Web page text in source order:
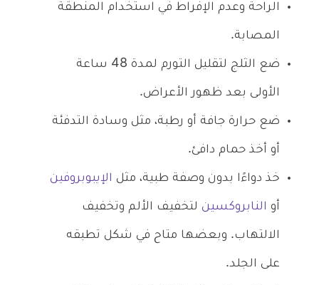
الراحة وعدم الإفراط في استخدام المنطقة
المصابة.
ضع الثلج لتقليل التورم لمدة 48 ساعة
الأولى بعد ظهور الأعراض.
ضع حرارة جافة أو رطبة، مثل وسادة التدفئة
أو أخذ حمام دافئ.
خذ دواءًا بدون وصفة طبية، مثل الإيبوبروفين
أو النابروكسين لتخفيف الألم وتخفيف
الالتهاب. وبعضها متاح في شكل تطبقه
على الجلد.